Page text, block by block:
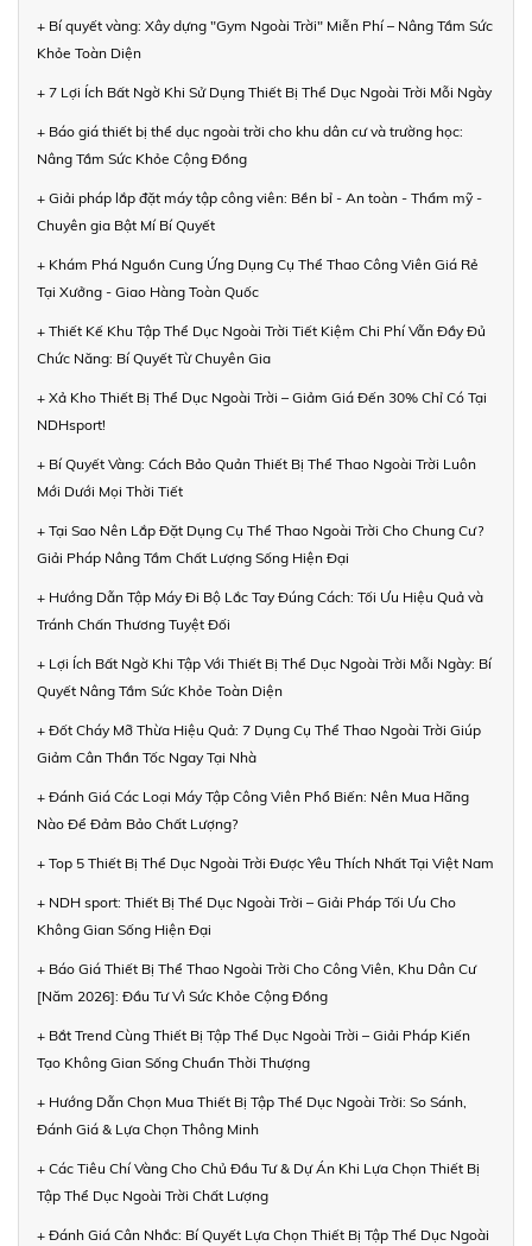
+ Bí quyết vàng: Xây dựng "Gym Ngoài Trời" Miễn Phí – Nâng Tầm Sức
Khỏe Toàn Diện
+ 7 Lợi Ích Bất Ngờ Khi Sử Dụng Thiết Bị Thể Dục Ngoài Trời Mỗi Ngày
+ Báo giá thiết bị thể dục ngoài trời cho khu dân cư và trường học:
Nâng Tầm Sức Khỏe Cộng Đồng
+ Giải pháp lắp đặt máy tập công viên: Bền bỉ - An toàn - Thẩm mỹ -
Chuyên gia Bật Mí Bí Quyết
+ Khám Phá Nguồn Cung Ứng Dụng Cụ Thể Thao Công Viên Giá Rẻ
Tại Xưởng - Giao Hàng Toàn Quốc
+ Thiết Kế Khu Tập Thể Dục Ngoài Trời Tiết Kiệm Chi Phí Vẫn Đầy Đủ
Chức Năng: Bí Quyết Từ Chuyên Gia
+ Xả Kho Thiết Bị Thể Dục Ngoài Trời – Giảm Giá Đến 30% Chỉ Có Tại
NDHsport!
+ Bí Quyết Vàng: Cách Bảo Quản Thiết Bị Thể Thao Ngoài Trời Luôn
Mới Dưới Mọi Thời Tiết
+ Tại Sao Nên Lắp Đặt Dụng Cụ Thể Thao Ngoài Trời Cho Chung Cư?
Giải Pháp Nâng Tầm Chất Lượng Sống Hiện Đại
+ Hướng Dẫn Tập Máy Đi Bộ Lắc Tay Đúng Cách: Tối Ưu Hiệu Quả và
Tránh Chấn Thương Tuyệt Đối
+ Lợi Ích Bất Ngờ Khi Tập Với Thiết Bị Thể Dục Ngoài Trời Mỗi Ngày: Bí
Quyết Nâng Tầm Sức Khỏe Toàn Diện
+ Đốt Cháy Mỡ Thừa Hiệu Quả: 7 Dụng Cụ Thể Thao Ngoài Trời Giúp
Giảm Cân Thần Tốc Ngay Tại Nhà
+ Đánh Giá Các Loại Máy Tập Công Viên Phổ Biến: Nên Mua Hãng
Nào Để Đảm Bảo Chất Lượng?
+ Top 5 Thiết Bị Thể Dục Ngoài Trời Được Yêu Thích Nhất Tại Việt Nam
+ NDH sport: Thiết Bị Thể Dục Ngoài Trời – Giải Pháp Tối Ưu Cho
Không Gian Sống Hiện Đại
+ Báo Giá Thiết Bị Thể Thao Ngoài Trời Cho Công Viên, Khu Dân Cư
[Năm 2026]: Đầu Tư Vì Sức Khỏe Cộng Đồng
+ Bắt Trend Cùng Thiết Bị Tập Thể Dục Ngoài Trời – Giải Pháp Kiến
Tạo Không Gian Sống Chuẩn Thời Thượng
+ Hướng Dẫn Chọn Mua Thiết Bị Tập Thể Dục Ngoài Trời: So Sánh,
Đánh Giá & Lựa Chọn Thông Minh
+ Các Tiêu Chí Vàng Cho Chủ Đầu Tư & Dự Án Khi Lựa Chọn Thiết Bị
Tập Thể Dục Ngoài Trời Chất Lượng
+ Đánh Giá Cân Nhắc: Bí Quyết Lựa Chọn Thiết Bị Tập Thể Dục Ngoài